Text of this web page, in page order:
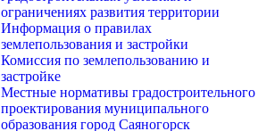
ограничениях развития территории
Информация о правилах
землепользования и застройки
Комиссия по землепользованию и
застройке
Местные нормативы градостроительного
проектирования муниципального
образования город Саяногорск